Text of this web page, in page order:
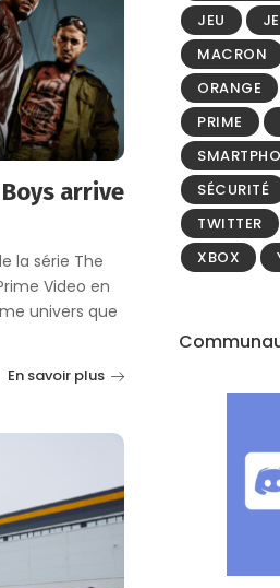
arrive
la série The
Video en
univers que
En savoir plus
JEU
MACRON
ORANGE
PRIME
SÉCURITÉ
TWITTER
XBOX